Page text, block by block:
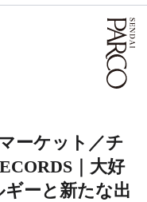
ーケット／チ
｜大好
ーと新たな出